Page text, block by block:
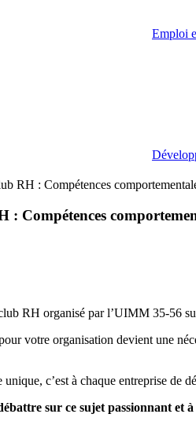
Emploi
RH : Compétences
: Compétences
RH organisé par l’UIMM 35-56
votre organisation devient une
unique, c’est à chaque entreprise de
sur ce sujet passionnant